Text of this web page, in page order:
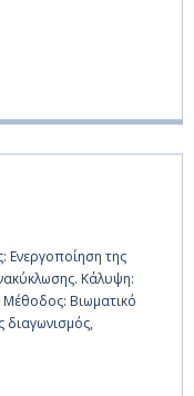
Ενεργοποίηση της
Κάλυψη:
Βιωματικό
διαγωνισμός,